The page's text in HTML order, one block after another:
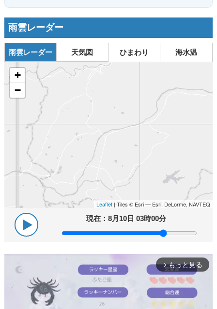
雨雲レーダー
雨雲レーダー 天気図 ひまわり 海水温
+
−
Leaflet | Tiles © Esri — Esri, DeLorme, NAVTEQ
現在：8月10日 03時00分
arrow_forward_ios もっと見る